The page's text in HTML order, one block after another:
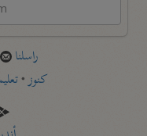
راسلنا
كنوز•